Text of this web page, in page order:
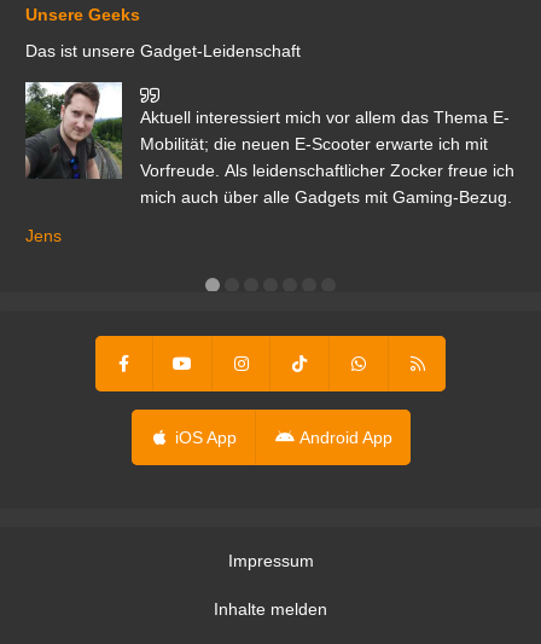
Unsere Geeks
Das ist unsere Gadget-Leidenschaft
Aktuell interessiert mich vor allem das Thema E-
Mobilität; die neuen E-Scooter erwarte ich mit
Vorfreude. Als leidenschaftlicher Zocker freue ich
mich auch über alle Gadgets mit Gaming-Bezug.
Jens
iOS App Android App
Impressum
Inhalte melden